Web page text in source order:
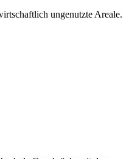
ungenutzte Areale.